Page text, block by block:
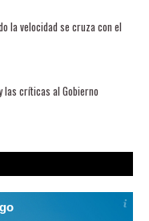
la velocidad se cruza con el
las críticas al Gobierno